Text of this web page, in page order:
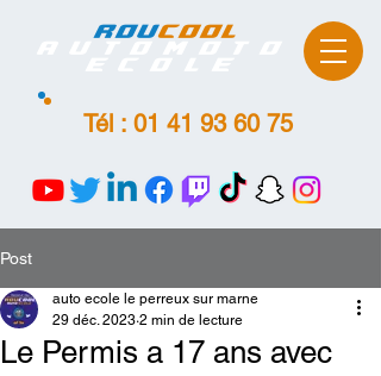
ROUCOOL
Tél : 01 41 93 60 75
Post
Le Permis a 17 ans avec
auto ecole le perreux sur marne
29 déc. 2023 2 min de lecture